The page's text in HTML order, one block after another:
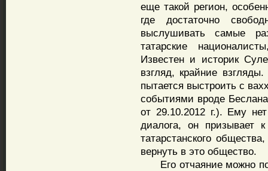
еще такой регион,
где достаточно
выслушивать самые
татарские
Известен и историк
взгляд, крайние
пытается выстроить с
событиями вроде
от 29.10.2012 г.). Ему
диалога, он призывает
татарстанского
вернуть в это общество.
Его отчаяние можно